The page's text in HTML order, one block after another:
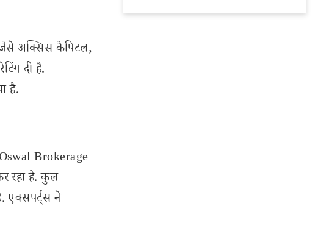
जैसे अक्सिस कैपिटल,
दी है.
है.
Brokerage
रहा है. कुल
एक्सपर्ट्स ने